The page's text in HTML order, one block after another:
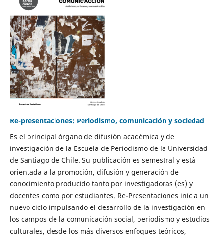
Re-presentaciones: Periodismo, comunicación y sociedad
Es el principal órgano de difusión académica y de
investigación de la Escuela de Periodismo de la Universidad
de Santiago de Chile. Su publicación es semestral y está
orientada a la promoción, difusión y generación de
conocimiento producido tanto por investigadoras (es) y
docentes como por estudiantes. Re-Presentaciones inicia un
nuevo ciclo impulsando el desarrollo de la investigación en
los campos de la comunicación social, periodismo y estudios
culturales, desde los más diversos enfoques teóricos,